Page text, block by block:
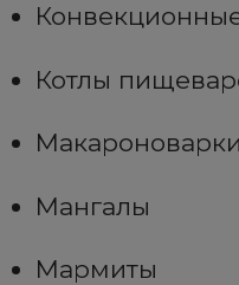
Котлы
Макароноварки
Мангалы
Мармиты